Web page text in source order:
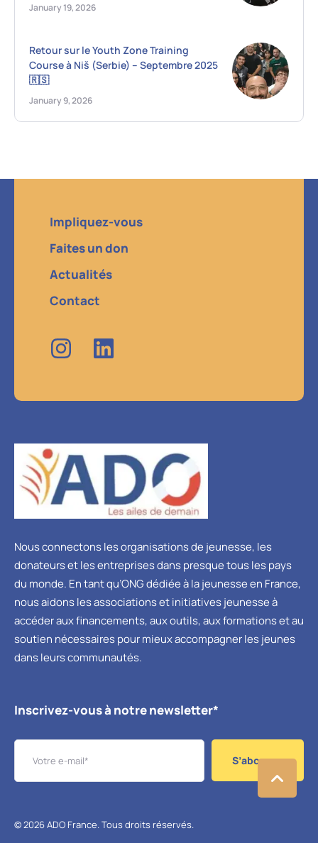
January 19, 2026
Retour sur le Youth Zone Training
Course à Niš (Serbie) – Septembre 2025
🇷🇸
January 9, 2026
Nous connectons les organisations de jeunesse, les
donateurs et les entreprises dans presque tous les pays
du monde. En tant qu’ONG dédiée à la jeunesse en France,
nous aidons les associations et initiatives jeunesse à
accéder aux financements, aux outils, aux formations et au
soutien nécessaires pour mieux accompagner les jeunes
dans leurs communautés.
Inscrivez-vous à notre newsletter*
S’abonner
© 2026 ADO France. Tous droits réservés.
Impliquez-vous
Faites un don
Actualités
Contact